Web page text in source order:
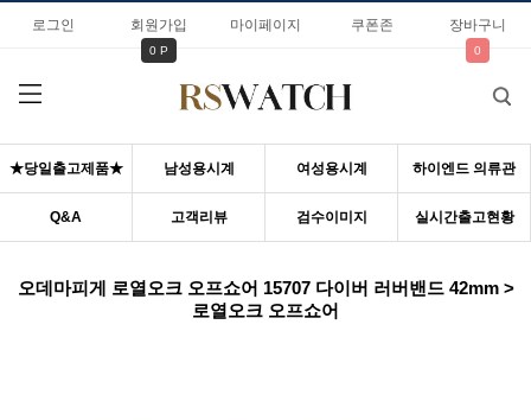
로그인 회원가입
0 P
마이페이지 쿠폰존 장바구니
0
★당일출고제품★ 남성용시계 여성용시계 하이엔드 의류관
Q&A 고객리뷰 검수이미지 실시간출고현황
오데마피게 로열오크 오프쇼어 15707 다이버 러버밴드 42mm >
로열오크 오프쇼어